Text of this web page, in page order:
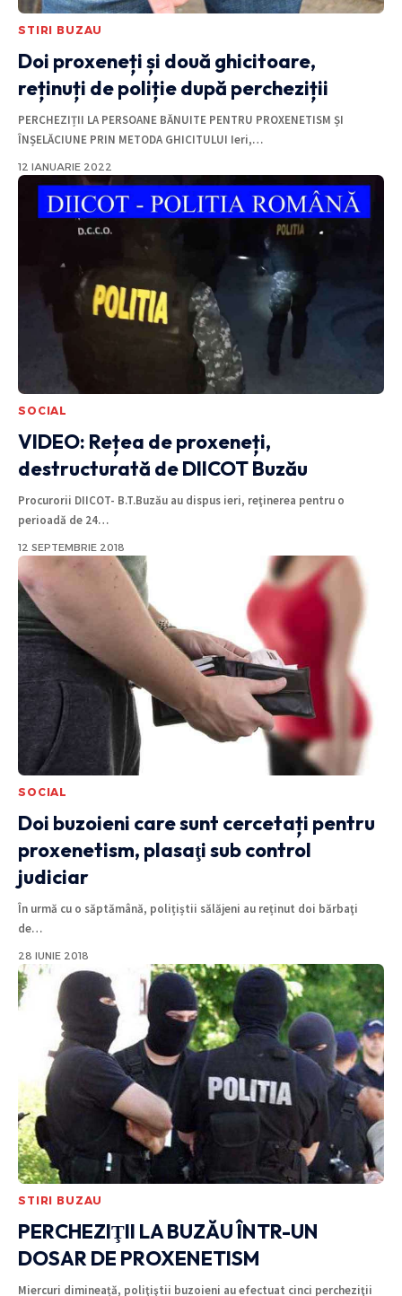
STIRI BUZAU
Doi proxeneți și două ghicitoare,
reținuți de poliție după percheziții
PERCHEZIȚII LA PERSOANE BĂNUITE PENTRU PROXENETISM ȘI
ÎNȘELĂCIUNE PRIN METODA GHICITULUI Ieri,…
12 IANUARIE 2022
SOCIAL
VIDEO: Rețea de proxeneți,
destructurată de DIICOT Buzău
Procurorii DIICOT- B.T.Buzău au dispus ieri, reţinerea pentru o
perioadă de 24…
12 SEPTEMBRIE 2018
SOCIAL
Doi buzoieni care sunt cercetați pentru
proxenetism, plasaţi sub control
judiciar
În urmă cu o săptămână, polițiștii sălăjeni au reținut doi bărbaţi
de…
28 IUNIE 2018
STIRI BUZAU
PERCHEZIŢII LA BUZĂU ÎNTR-UN
DOSAR DE PROXENETISM
Miercuri dimineață, poliţiştii buzoieni au efectuat cinci percheziţii